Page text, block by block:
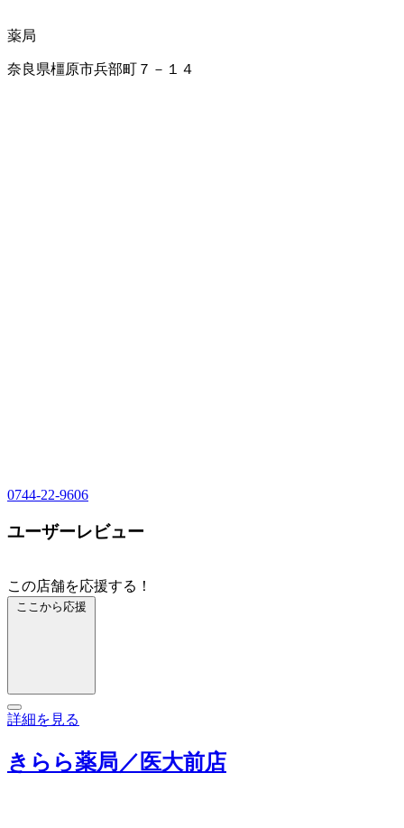
薬局
奈良県橿原市兵部町７－１４
0744-22-9606
ユーザーレビュー
この店舗を応援する！
ここから応援
詳細を見る
きらら薬局／医大前店